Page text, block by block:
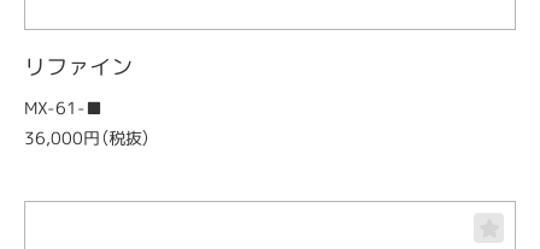
リファイン
MX-61-■
36,000円（税抜）